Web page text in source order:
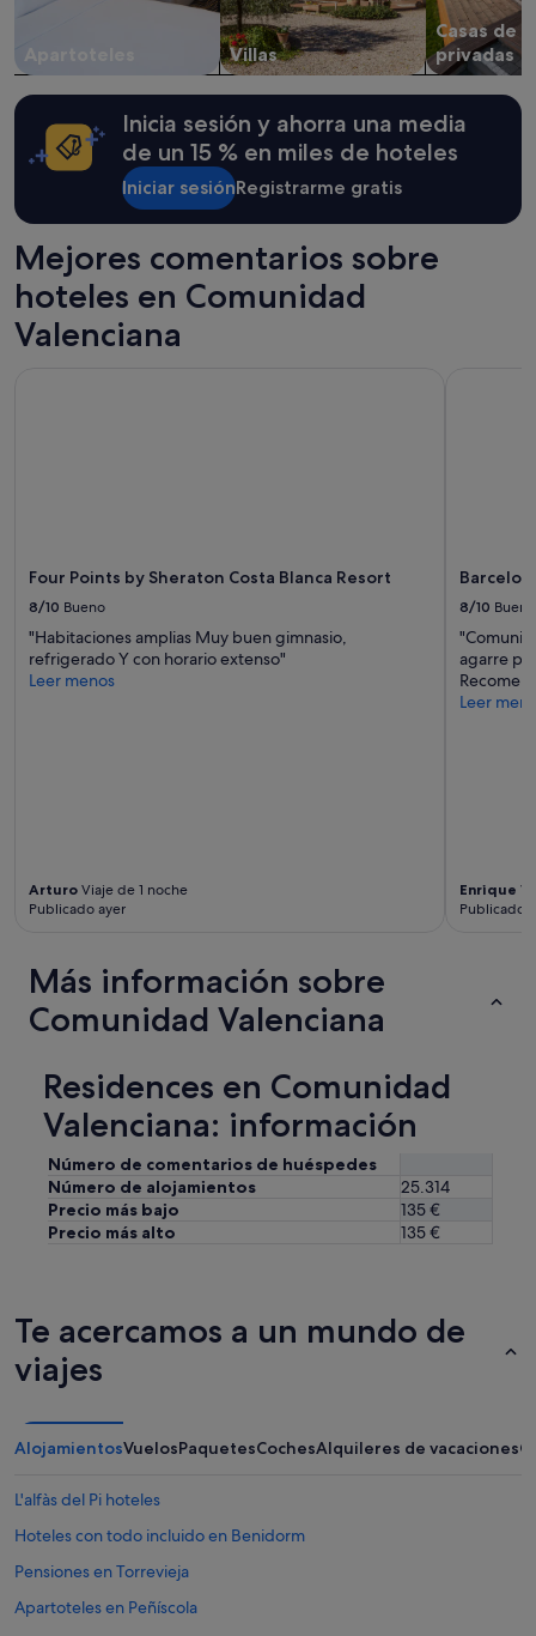
cambios.
aplicarse
y
condiciones
adicionales.
Apartoteles Villas
Casas de
privadas
Inicia sesión y ahorra una media
de un 15 % en miles de hoteles
Iniciar sesiónRegistrarme gratis
Mejores comentarios sobre
hoteles en Comunidad
Valenciana
Four Points by Sheraton Costa Blanca Resort
8/10 Bueno
"Habitaciones amplias Muy buen gimnasio,
refrigerado Y con horario extenso"
Leer menos
Arturo Viaje de 1 noche
Publicado ayer
Barcelo
8/10 Bueno
agarre
Leer
Enrique
Publicado
Más información sobre
Comunidad Valenciana
Residences en Comunidad
Valenciana: información
Número de comentarios de huéspedes
Número de alojamientos
25.314
Precio más bajo
135 €
Precio más alto
135 €
Te acercamos a un mundo de
viajes
AlojamientosVuelosPaquetesCochesAlquileres de vacaciones
L'alfàs del Pi hoteles
Hoteles con todo incluido en Benidorm
Pensiones en Torrevieja
Apartoteles en Peñíscola